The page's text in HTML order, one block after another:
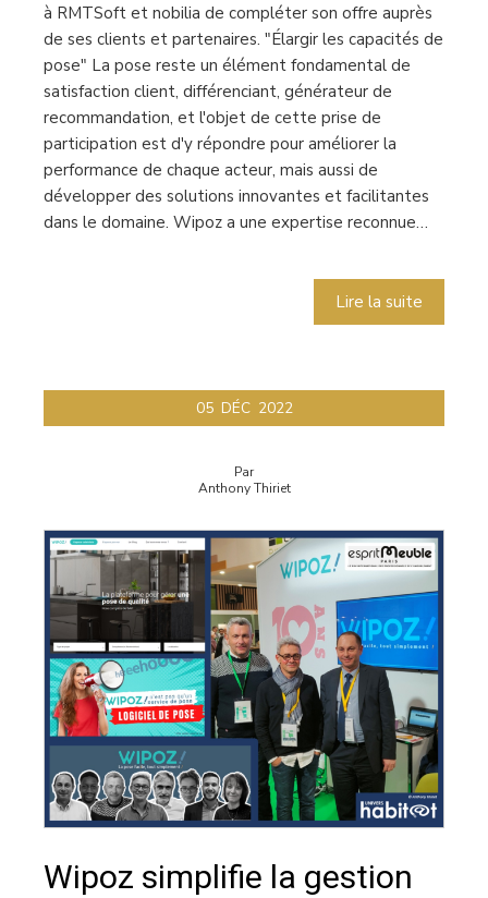
à RMTSoft et nobilia de compléter son offre auprès
de ses clients et partenaires. "Élargir les capacités de
pose" La pose reste un élément fondamental de
satisfaction client, différenciant, générateur de
recommandation, et l'objet de cette prise de
participation est d'y répondre pour améliorer la
performance de chaque acteur, mais aussi de
développer des solutions innovantes et facilitantes
dans le domaine. Wipoz a une expertise reconnue…
Lire la suite
05 DÉC 2022
Par
Anthony Thiriet
Wipoz simplifie la gestion